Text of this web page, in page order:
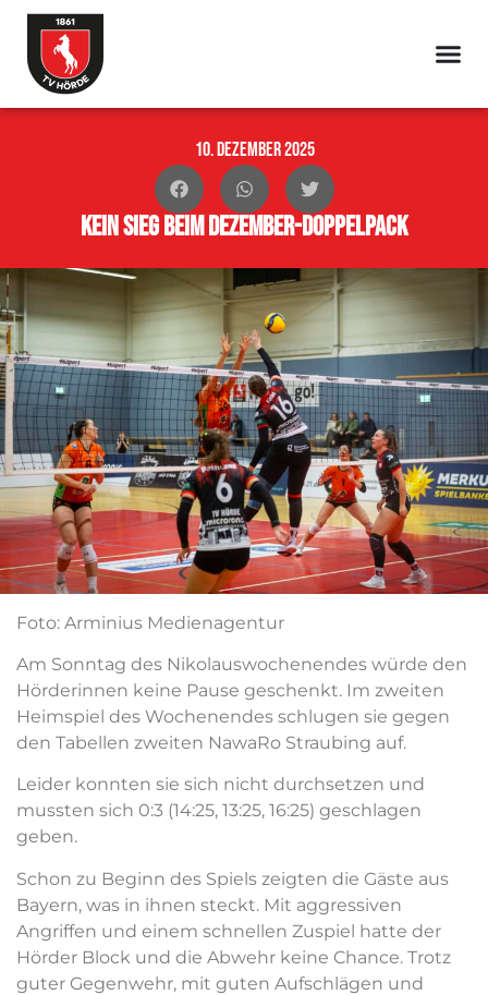
10. Dezember 2025
Kein Sieg beim Dezember-Doppelpack
Foto: Arminius Medienagentur
Am Sonntag des Nikolauswochenendes würde den
Hörderinnen keine Pause geschenkt. Im zweiten
Heimspiel des Wochenendes schlugen sie gegen
den Tabellen zweiten NawaRo Straubing auf.
Leider konnten sie sich nicht durchsetzen und
mussten sich 0:3 (14:25, 13:25, 16:25) geschlagen
geben.
Schon zu Beginn des Spiels zeigten die Gäste aus
Bayern, was in ihnen steckt. Mit aggressiven
Angriffen und einem schnellen Zuspiel hatte der
Hörder Block und die Abwehr keine Chance. Trotz
guter Gegenwehr, mit guten Aufschlägen und